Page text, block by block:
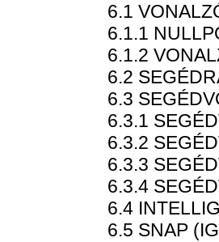
6.1
6.1.1
6.1.2
6.2
6.3
6.3.1
6.3.2
6.3.3
6.3.4
6.4
6.5 SNAP